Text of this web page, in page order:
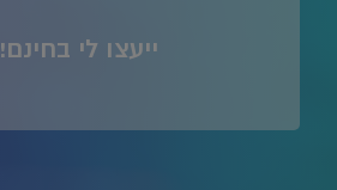
ייעצו לי בחינם!